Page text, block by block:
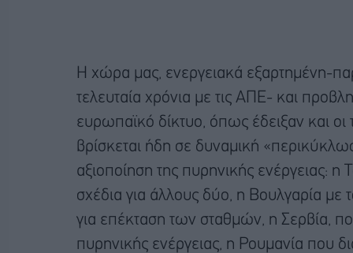
Η χώρα μας, ενεργειακά εξαρτημένη-
τελευταία χρόνια με τις ΑΠΕ- και
ευρωπαϊκό δίκτυο, όπως έδειξαν και οι
βρίσκεται ήδη σε δυναμική
αξιοποίηση της πυρηνικής ενέργειας: η
σχέδια για άλλους δύο, η Βουλγαρία με
για επέκταση των σταθμών, η Σερβία,
πυρηνικής ενέργειας, η Ρουμανία που